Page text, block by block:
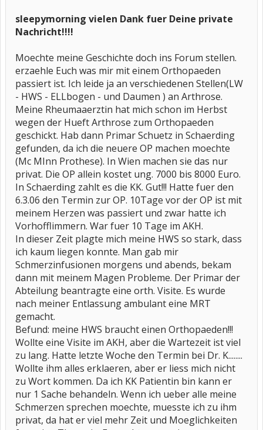
sleepymorning vielen Dank fuer Deine private
Nachricht!!!!
Moechte meine Geschichte doch ins Forum stellen.
erzaehle Euch was mir mit einem Orthopaeden
passiert ist. Ich leide ja an verschiedenen Stellen(LW
- HWS - ELLbogen - und Daumen ) an Arthrose.
Meine Rheumaaerztin hat mich schon im Herbst
wegen der Hueft Arthrose zum Orthopaeden
geschickt. Hab dann Primar Schuetz in Schaerding
gefunden, da ich die neuere OP machen moechte
(Mc MInn Prothese). In Wien machen sie das nur
privat. Die OP allein kostet ung. 7000 bis 8000 Euro.
In Schaerding zahlt es die KK. Gut!!! Hatte fuer den
6.3.06 den Termin zur OP. 10Tage vor der OP ist mit
meinem Herzen was passiert und zwar hatte ich
Vorhofflimmern. War fuer 10 Tage im AKH.
In dieser Zeit plagte mich meine HWS so stark, dass
ich kaum liegen konnte. Man gab mir
Schmerzinfusionen morgens und abends, bekam
dann mit meinem Magen Probleme. Der Primar der
Abteilung beantragte eine orth. Visite. Es wurde
nach meiner Entlassung ambulant eine MRT
gemacht.
Befund: meine HWS braucht einen Orthopaeden!!!
Wollte eine Visite im AKH, aber die Wartezeit ist viel
zu lang. Hatte letzte Woche den Termin bei Dr. K........
Wollte ihm alles erklaeren, aber er liess mich nicht
zu Wort kommen. Da ich KK Patientin bin kann er
nur 1 Sache behandeln. Wenn ich ueber alle meine
Schmerzen sprechen moechte, muesste ich zu ihm
privat, da hat er viel mehr Zeit und Moeglichkeiten